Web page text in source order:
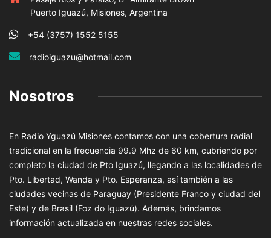
Puerto Iguazú, Misiones, Argentina
+54 (3757) 1552 5155
radioiguazu@hotmail.com
Nosotros
En Radio Yguazú Misiones contamos con una cobertura radial
tradicional en la frecuencia 99.9 Mhz de 60 km, cubriendo por
completo la ciudad de Pto Iguazú, llegando a las localidades de
Pto. Libertad, Wanda y Pto. Esperanza, así también a las
ciudades vecinas de Paraguay (Presidente Franco y ciudad del
Este) y de Brasil (Foz do Iguazú). Además, brindamos
información actualizada en nuestras redes sociales.